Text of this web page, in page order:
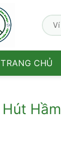
TRANG CHỦ
Hút